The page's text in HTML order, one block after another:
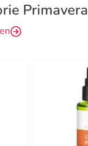
Primavera